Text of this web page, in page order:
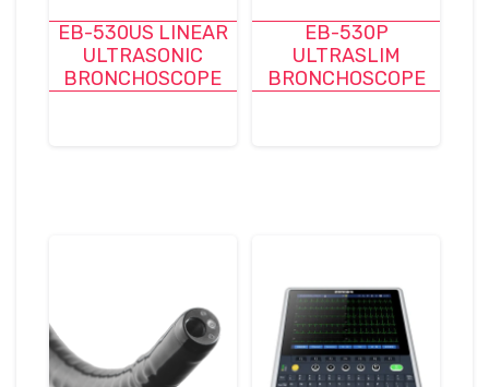
EB-530US LINEAR
ULTRASONIC
BRONCHOSCOPE
EB-530P
ULTRASLIM
BRONCHOSCOPE